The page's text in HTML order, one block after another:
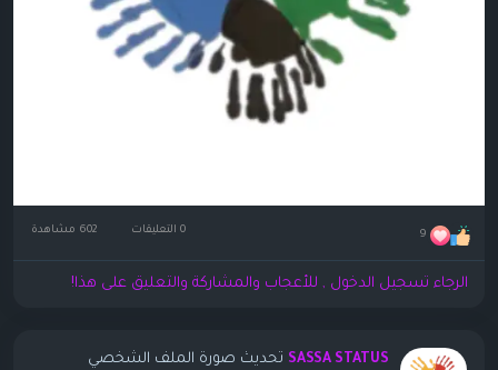
9 0 التعليقات
الرجاء تسجيل الدخول , للأعجاب والمشاركة والتعليق على هذا!
SASSA STATUS تحديث صورة الملف الشخصي